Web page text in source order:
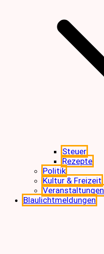
Steuer
Rezepte
Politik
Kultur & Freizeit
Veranstaltungen
Blaulichtmeldungen